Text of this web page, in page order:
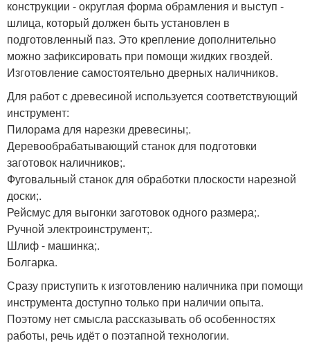
конструкции - округлая форма обрамления и выступ -
шлица, который должен быть установлен в
подготовленный паз. Это крепление дополнительно
можно зафиксировать при помощи жидких гвоздей.
Изготовление самостоятельно дверных наличников.
Для работ с древесиной используется соответствующий
инструмент:
Пилорама для нарезки древесины;.
Деревообрабатывающий станок для подготовки
заготовок наличников;.
Фуговальный станок для обработки плоскости нарезной
доски;.
Рейсмус для выгонки заготовок одного размера;.
Ручной электроинструмент;.
Шлиф - машинка;.
Болгарка.
Сразу приступить к изготовлению наличника при помощи
инструмента доступно только при наличии опыта.
Поэтому нет смысла рассказывать об особенностях
работы, речь идёт о поэтапной технологии.